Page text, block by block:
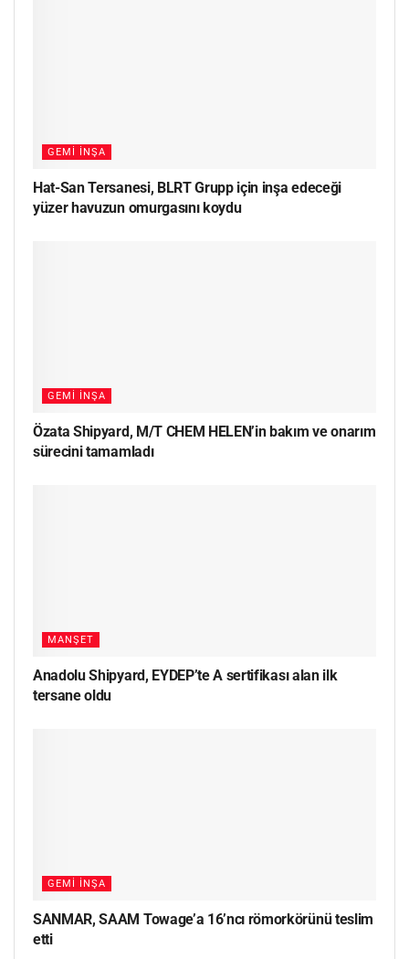
GEMI İNŞA
Hat-San Tersanesi, BLRT Grupp için inşa edeceği
yüzer havuzun omurgasını koydu
GEMI İNŞA
Özata Shipyard, M/T CHEM HELEN’in bakım ve onarım
sürecini tamamladı
MANŞET
Anadolu Shipyard, EYDEP’te A sertifikası alan ilk
tersane oldu
GEMI İNŞA
SANMAR, SAAM Towage’a 16’ncı römorkörünü teslim
etti